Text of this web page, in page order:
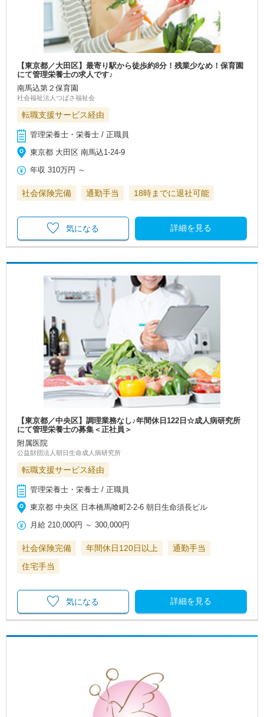
【東京都／大田区】最寄り駅から徒歩約8分！残業少なめ！保育園
にて管理栄養士の求人です♪
南馬込第２保育園
社会福祉法人つばさ福祉会
転職支援サービス経由
管理栄養士・栄養士 / 正職員
東京都 大田区 南馬込1-24-9
年収 310万円 ～
社会保険完備 通勤手当 18時までに退社可能
詳細を見る
気になる
【東京都／中央区】調理業務なし♪年間休日122日☆成人病研究所
にて管理栄養士の募集＜正社員＞
附属医院
公益財団法人朝日生命成人病研究所
転職支援サービス経由
管理栄養士・栄養士 / 正職員
東京都 中央区 日本橋馬喰町2-2-6 朝日生命須長ビル
月給 210,000円 ～300,000円
社会保険完備 年間休日120日以上
通勤手当
住宅手当
詳細を見る
気になる